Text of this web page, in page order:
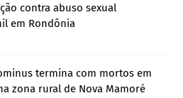
contra abuso sexual
em Rondônia
termina com mortos em
zona rural de Nova Mamoré